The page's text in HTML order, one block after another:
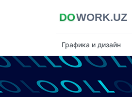
Графика и дизайн